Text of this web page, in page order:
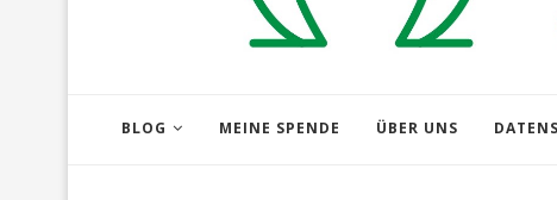
BLOG MEINE SPENDE ÜBER UNS